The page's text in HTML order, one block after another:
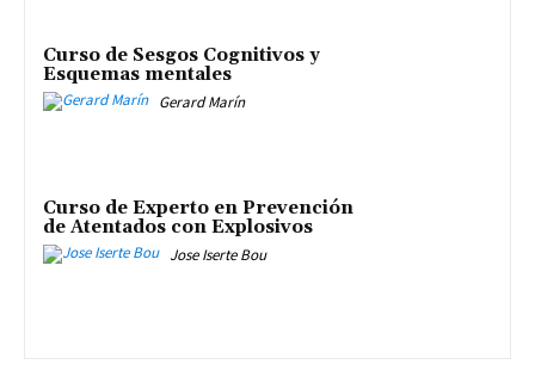
Curso de Sesgos Cognitivos y
Esquemas mentales
Gerard Marín
Curso de Experto en Prevención
de Atentados con Explosivos
Jose Iserte Bou